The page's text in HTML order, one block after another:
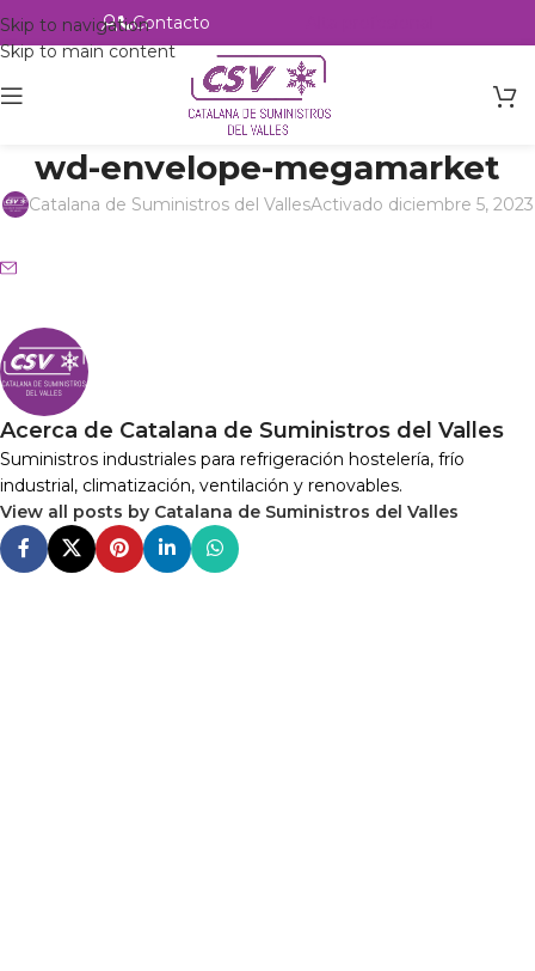
Skip to navigation
Skip to main content
Contacto
wd-envelope-megamarket
Catalana de Suministros del VallesActivado diciembre 5, 2023
Acerca de Catalana de Suministros del Valles
Suministros industriales para refrigeración hostelería, frío
industrial, climatización, ventilación y renovables.
View all posts by Catalana de Suministros del Valles